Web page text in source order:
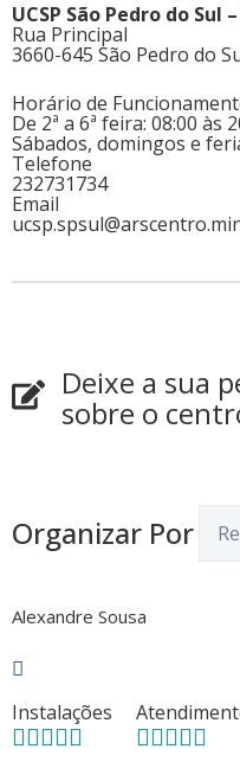
UCSP São Pedro do Sul
Rua Principal
3660-645 São Pedro do
Horário de
De 2ª a 6ª feira: 08:00 às
Sábados, domingos e
Telefone
232731734
Email
Deixe a sua
sobre o
Organizar Por
Alexandre Sousa
Instalações